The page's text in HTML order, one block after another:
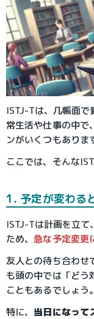
ISTJ-Tは、几帳面で
常生活や仕事の中で
ンがいくつもありま
ここでは、そんな
1. 予定が変わる
ISTJ-Tは計画を立て
ため、急な予定変更
友人との待ち合わせ
も頭の中では「どう
こともあるでしょう。
特に、 当日になって